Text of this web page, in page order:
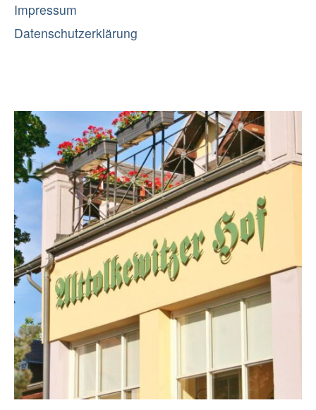
Impressum
Datenschutzerklärung